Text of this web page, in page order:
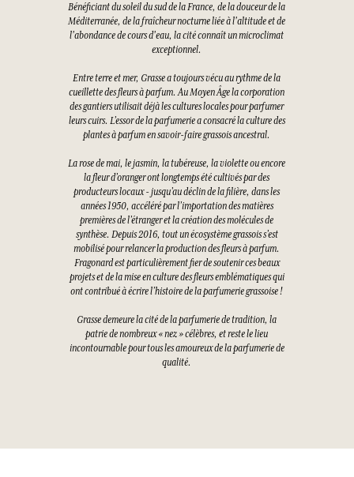
Bénéficiant du soleil du sud de la France, de la douceur de la
Méditerranée, de la fraîcheur nocturne liée à l'altitude et de
l'abondance de cours d'eau, la cité connaît un microclimat
exceptionnel.
Entre terre et mer, Grasse a toujours vécu au rythme de la
cueillette des fleurs à parfum. Au Moyen Âge la corporation
des gantiers utilisait déjà les cultures locales pour parfumer
leurs cuirs. L’essor de la parfumerie a consacré la culture des
plantes à parfum en savoir-faire grassois ancestral.
La rose de mai, le jasmin, la tubéreuse, la violette ou encore
la fleur d’oranger ont longtemps été cultivés par des
producteurs locaux - jusqu’au déclin de la filière, dans les
années 1950, accéléré par l’importation des matières
premières de l’étranger et la création des molécules de
synthèse. Depuis 2016, tout un écosystème grassois s’est
mobilisé pour relancer la production des fleurs à parfum.
Fragonard est particulièrement fier de soutenir ces beaux
projets et de la mise en culture des fleurs emblématiques qui
ont contribué à écrire l’histoire de la parfumerie grassoise !
Grasse demeure la cité de la parfumerie de tradition, la
patrie de nombreux « nez » célèbres, et reste le lieu
incontournable pour tous les amoureux de la parfumerie de
qualité.